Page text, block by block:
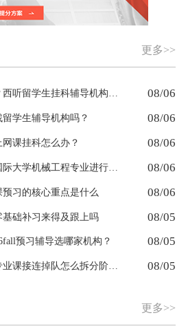
更多>>
课程不慎挂科怎么办？西听留学生挂科辅导机构教你如何高效挽救GPA 08/06
学生辅导机构吗？ 08/06
课挂科怎么办？ 08/06
哪家机构可以对英迪国际大学机械工程专业进行留学生挂科辅导？ 08/06
习的核心重点是什么 08/06
础补习来得及跟上吗 08/05
预习辅导选哪家机构？ 08/05
肯特大学留学生多门专业课接连掉队怎么拆分阶段性补习计划 08/05
更多>>